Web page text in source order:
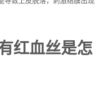
红血丝是怎